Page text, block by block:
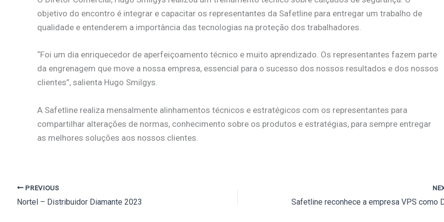
objetivo do encontro é integrar e capacitar os representantes da Safetline para entregar um trabalho de
qualidade e entenderem a importância das tecnologias na proteção dos trabalhadores.
“Foi um dia enriquecedor de aperfeiçoamento técnico e muito aprendizado. Os representantes fazem parte
da engrenagem que move a nossa empresa, essencial para o sucesso dos nossos resultados e dos nossos
clientes”, salienta Hugo Smilgys.
A Safetline realiza mensalmente alinhamentos técnicos e estratégicos com os representantes para
compartilhar alterações de normas, conhecimento sobre os produtos e estratégias, para sempre entregar
as melhores soluções aos nossos clientes.
PREVIOUS
Nortel – Distribuidor Diamante 2023